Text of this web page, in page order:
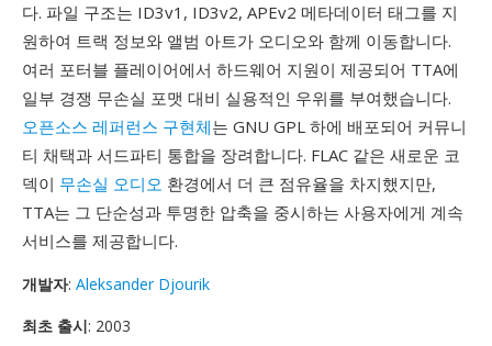
다. 파일 구조는 ID3v1, ID3v2, APEv2 메타데이터 태그를 지
원하여 트랙 정보와 앨범 아트가 오디오와 함께 이동합니다.
여러 포터블 플레이어에서 하드웨어 지원이 제공되어 TTA에
일부 경쟁 무손실 포맷 대비 실용적인 우위를 부여했습니다.
오픈소스 레퍼런스 구현체는 GNU GPL 하에 배포되어 커뮤니
티 채택과 서드파티 통합을 장려합니다. FLAC 같은 새로운 코
덱이 무손실 오디오 환경에서 더 큰 점유율을 차지했지만,
TTA는 그 단순성과 투명한 압축을 중시하는 사용자에게 계속
서비스를 제공합니다.
개발자: Aleksander Djourik
최초 출시: 2003